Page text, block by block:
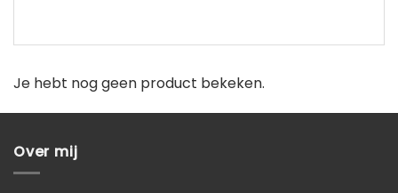
Je hebt nog geen product bekeken.
Over mij